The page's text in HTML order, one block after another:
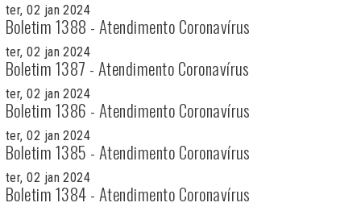
ter, 02 jan 2024
Boletim 1388 - Atendimento Coronavírus
ter, 02 jan 2024
Boletim 1387 - Atendimento Coronavírus
ter, 02 jan 2024
Boletim 1386 - Atendimento Coronavírus
ter, 02 jan 2024
Boletim 1385 - Atendimento Coronavírus
ter, 02 jan 2024
Boletim 1384 - Atendimento Coronavírus